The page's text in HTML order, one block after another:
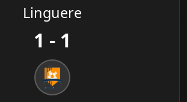
Linguere
1 - 1